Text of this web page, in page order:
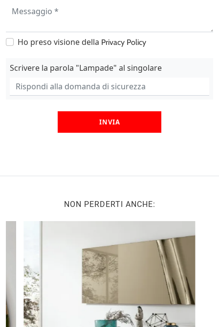
Ho preso visione della Privacy Policy
Scrivere la parola "Lampade" al singolare
INVIA
NON PERDERTI ANCHE: